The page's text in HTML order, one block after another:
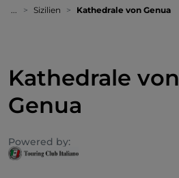
... Sizilien Kathedrale von Genua
Kathedrale von
Genua
Powered by: